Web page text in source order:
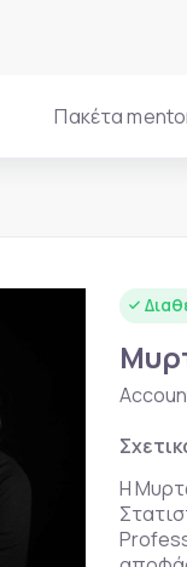
Πακέτα
Η